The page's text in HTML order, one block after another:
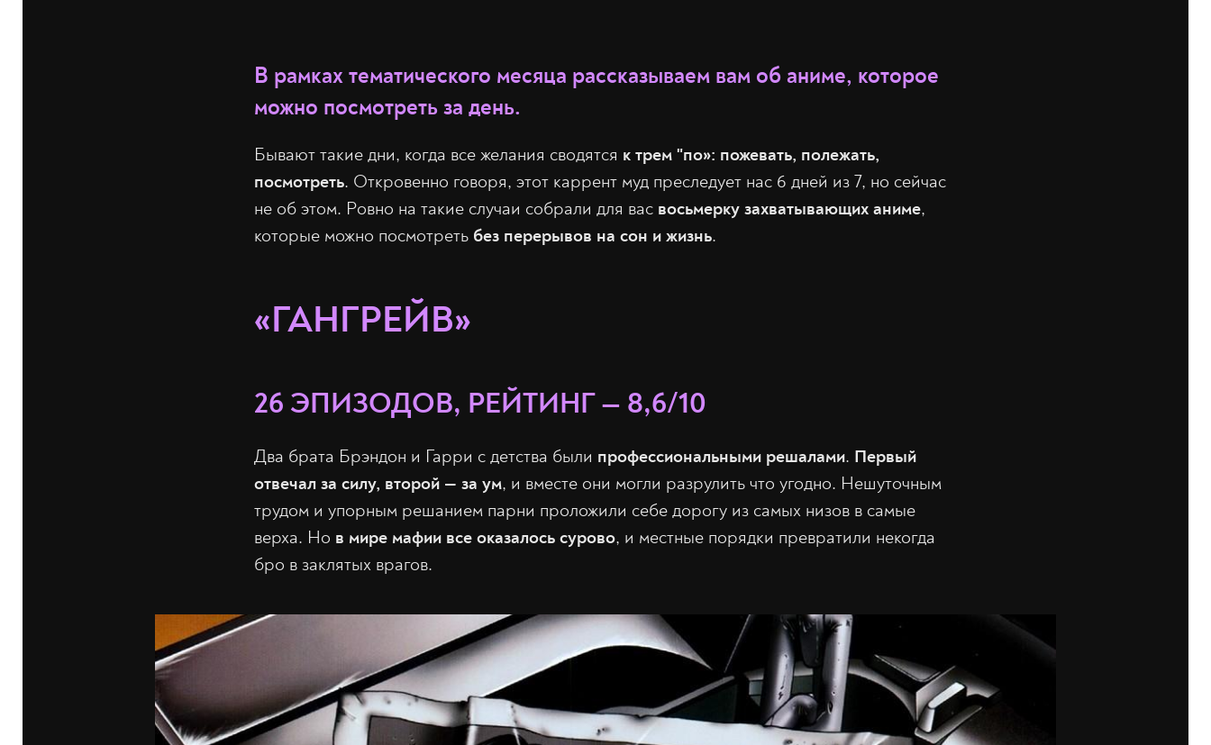
В рамках тематического месяца рассказываем вам об аниме, которое
можно посмотреть за день.
Бывают такие дни, когда все желания сводятся к трем "по»: пожевать, полежать,
посмотреть. Откровенно говоря, этот каррент муд преследует нас 6 дней из 7, но сейчас
не об этом. Ровно на такие случаи собрали для вас восьмерку захватывающих аниме,
которые можно посмотреть без перерывов на сон и жизнь.
«ГАНГРЕЙВ»
26 ЭПИЗОДОВ, РЕЙТИНГ — 8,6/10
Два брата Брэндон и Гарри с детства были профессиональными решалами. Первый
отвечал за силу, второй — за ум, и вместе они могли разрулить что угодно. Нешуточным
трудом и упорным решанием парни проложили себе дорогу из самых низов в самые
верха. Но в мире мафии все оказалось сурово, и местные порядки превратили некогда
бро в заклятых врагов.